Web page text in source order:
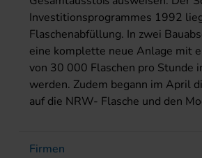
Investitionsprogrammes 1992
Flaschenabfüllung. In zwei
eine komplette neue Anlage mit
von 30 000 Flaschen pro Stunde
werden. Zudem begann im April
auf die NRW- Flasche und den
Firmen